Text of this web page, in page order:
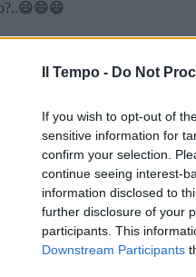
Il Tempo - Do Not
If you wish to opt-out of
sensitive information for
confirm your selection.
continue seeing interest-
information disclosed to
further disclosure of your
participants. This
Downstream Participants